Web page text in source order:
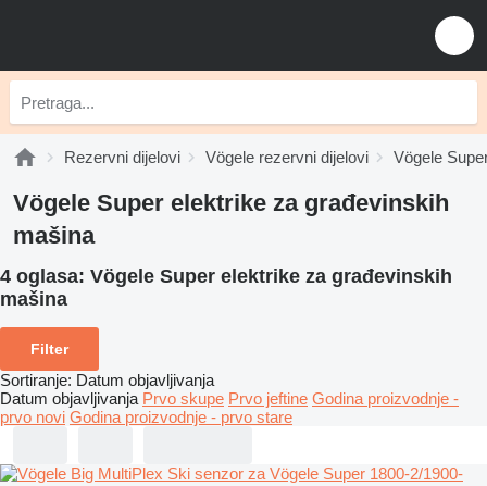
Rezervni dijelovi Vögele rezervni dijelovi Vögele
Vögele Super elektrike za građevinskih
mašina
4 oglasa: Vögele Super elektrike za građevinskih
mašina
Filter
Sortiranje: Datum objavljivanja
Datum objavljivanja Prvo skupe Prvo jeftine Godina proizvodnje -
prvo novi Godina proizvodnje - prvo stare